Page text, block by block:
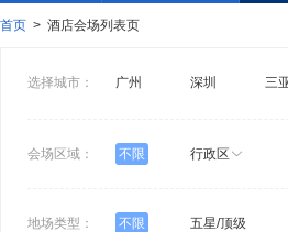
首页 > 酒店会场列表页
选择城市： 广州 深圳 三
会场区域： 不限 行政区
地场类型： 不限 五星/顶级